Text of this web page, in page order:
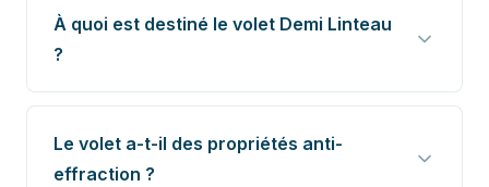
À quoi est destiné le volet Demi Linteau
?
Le volet a-t-il des propriétés anti-
effraction ?